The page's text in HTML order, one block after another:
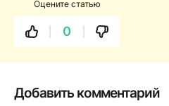
Оцените статью
0
Добавить комментарий